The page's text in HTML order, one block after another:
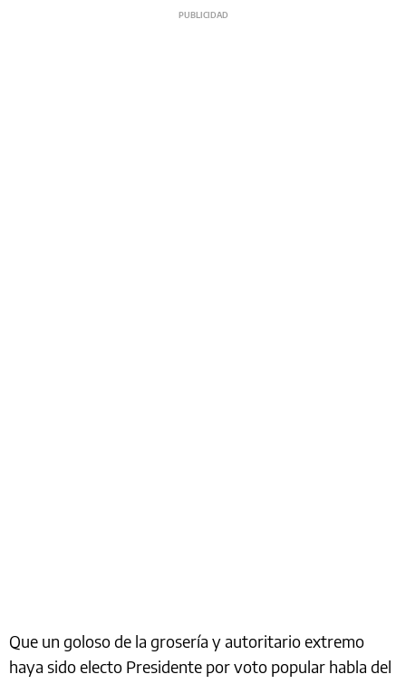
Que un goloso de la grosería y autoritario extremo
haya sido electo Presidente por voto popular habla del